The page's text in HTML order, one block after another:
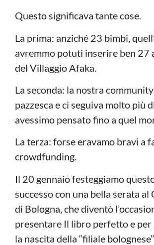
Questo significava tante cose.
La prima: anziché 23 bimbi,
avremmo potuti inserire ben 27
del Villaggio Afaka.
La seconda: la nostra
pazzesca e ci seguiva molto più
avessimo pensato fino a quel
La terza: forse eravamo bravi a
crowdfunding.
Il 20 gennaio festeggiamo
successo con una bella serata
di Bologna, che diventò
presentare Il libro perfetto e
la nascita della “filiale bolognese”